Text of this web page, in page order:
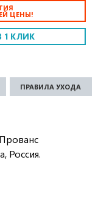
ЦЕНЫ!
1 КЛИК
ПРАВИЛА УХОДА
Россия.